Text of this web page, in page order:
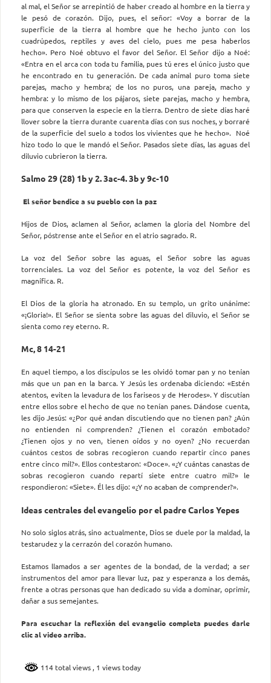
al mal, el Señor se arrepintió de haber creado al hombre en la tierra y
le pesó de corazón. Dijo, pues, el señor: «Voy a borrar de la
superficie de la tierra al hombre que he hecho junto con los
cuadrúpedos, reptiles y aves del cielo, pues me pesa haberlos
hecho». Pero Noé obtuvo el favor del Señor. El Señor dijo a Noé:
«Entra en el arca con toda tu familia, pues tú eres el único justo que
he encontrado en tu generación. De cada animal puro toma siete
parejas, macho y hembra; de los no puros, una pareja, macho y
hembra: y lo mismo de los pájaros, siete parejas, macho y hembra,
para que conserven la especie en la tierra. Dentro de siete días haré
llover sobre la tierra durante cuarenta días con sus noches, y borraré
de la superficie del suelo a todos los vivientes que he hecho». Noé
hizo todo lo que le mandó el Señor. Pasados siete días, las aguas del
diluvio cubrieron la tierra.
Salmo 29 (28) 1b y 2. 3ac-4. 3b y 9c-10
El señor bendice a su pueblo con la paz
Hijos de Dios, aclamen al Señor, aclamen la gloria del Nombre del
Señor, póstrense ante el Señor en el atrio sagrado. R.
La voz del Señor sobre las aguas, el Señor sobre las aguas
torrenciales. La voz del Señor es potente, la voz del Señor es
magnífica. R.
El Dios de la gloria ha atronado. En su templo, un grito unánime:
«¡Gloria!». El Señor se sienta sobre las aguas del diluvio, el Señor se
sienta como rey eterno. R.
Mc, 8 14-21
En aquel tiempo, a los discípulos se les olvidó tomar pan y no tenían
más que un pan en la barca. Y Jesús les ordenaba diciendo: «Estén
atentos, eviten la levadura de los fariseos y de Herodes». Y discutían
entre ellos sobre el hecho de que no tenían panes. Dándose cuenta,
les dijo Jesús: «¿Por qué andan discutiendo que no tienen pan? ¿Aún
no entienden ni comprenden? ¿Tienen el corazón embotado?
¿Tienen ojos y no ven, tienen oídos y no oyen? ¿No recuerdan
cuántos cestos de sobras recogieron cuando repartir cinco panes
entre cinco mil?». Ellos contestaron: «Doce». «¿Y cuántas canastas de
sobras recogieron cuando repartí siete entre cuatro mil?» le
respondieron: «Siete». Él les dijo: «¿Y no acaban de comprender?».
Ideas centrales del evangelio por el padre Carlos Yepes
No solo siglos atrás, sino actualmente, Dios se duele por la maldad, la
testarudez y la cerrazón del corazón humano.
Estamos llamados a ser agentes de la bondad, de la verdad; a ser
instrumentos del amor para llevar luz, paz y esperanza a los demás,
frente a otras personas que han dedicado su vida a dominar, oprimir,
dañar a sus semejantes.
Para escuchar la reflexión del evangelio completa puedes darle
clic al video arriba.
114 total views , 1 views today